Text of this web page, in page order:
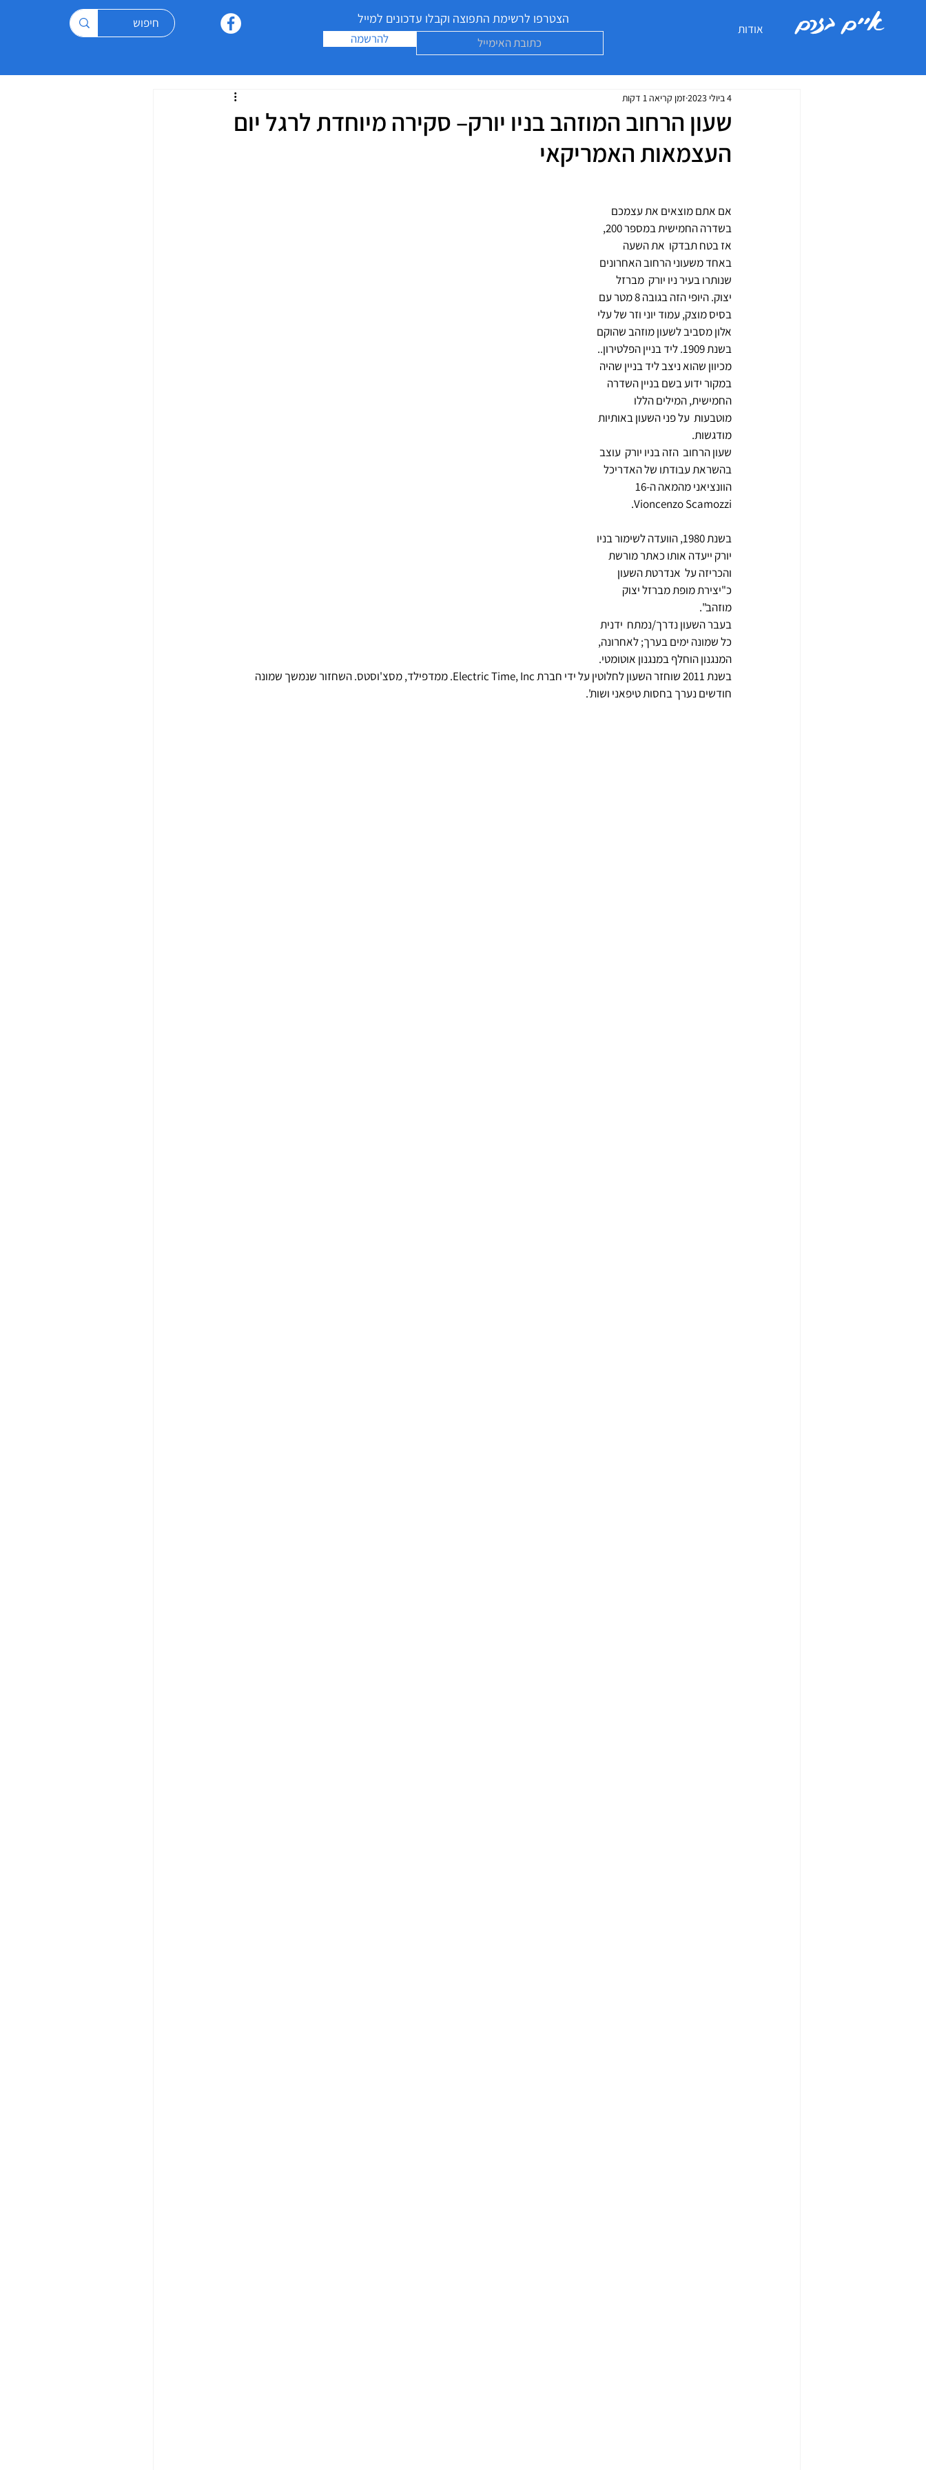
הצטרפו לרשימת התפוצה וקבלו עדכונים למייל
להרשמה
אודות איים בזרם
שעון הרחוב המוזהב בניו יורק– סקירה מיוחדת לרגל יום
העצמאות האמריקאי
4 ביולי 2023 זמן קריאה 1 דקות
אם אתם מוצאים את עצמכם
בשדרה החמישית במספר 200,
אז בטח תבדקו  את השעה
באחד משעוני הרחוב האחרונים
שנותרו בעיר ניו יורק  מברזל
יצוק. היופי הזה בגובה 8 מטר עם
בסיס מוצק, עמוד יוני וזר של עלי
אלון מסביב לשעון מוזהב שהוקם
בשנת 1909. ליד בניין הפלטירון..
מכיוון שהוא ניצב ליד בניין שהיה
במקור ידוע בשם בניין השדרה
החמישית, המילים הללו
מוטבעות  על פני השעון באותיות
מודגשות.
שעון הרחוב  הזה בניו יורק  עוצב
בהשראת עבודתו של האדריכל
Vioncenzo Scamozzi.
בשנת 1980, הוועדה לשימור בניו
יורק ייעדה אותו כאתר מורשת
והכריזה על  אנדרטת השעון
כ"יצירת מופת מברזל יצוק
מוזהב".
בעבר השעון נדרך/נמתח  ידנית
כל שמונה ימים בערך; לאחרונה,
המנגנון הוחלף במנגנון אוטומטי.
בשנת 2011 שוחזר השעון לחלוטין על ידי חברת Electric Time, Inc. ממדפילד, מסצ'וסטס. השחזור שנמשך שמונה
חודשים נערך בחסות טיפאני ושות'.